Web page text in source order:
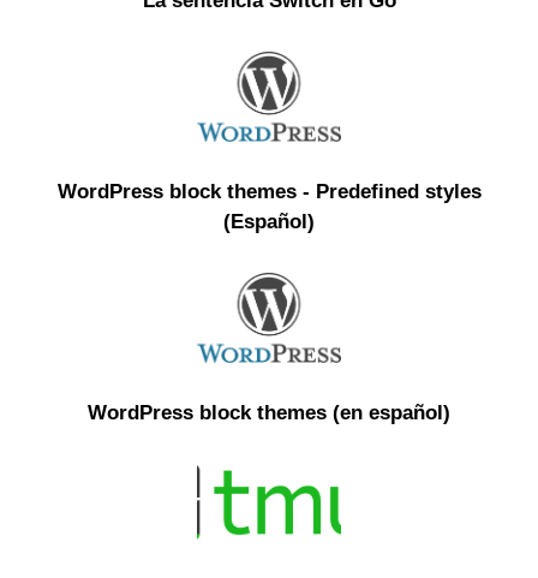
WordPress block themes - Predefined styles
(Español)
WordPress block themes (en español)